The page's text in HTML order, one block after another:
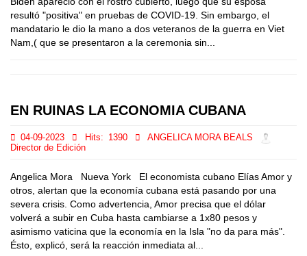
resultó "positiva" en pruebas de COVID-19. Sin embargo, el
mandatario le dio la mano a dos veteranos de la guerra en Viet
Nam,( que se presentaron a la ceremonia sin...
EN RUINAS LA ECONOMIA CUBANA
04-09-2023 Hits: 1390
ANGELICA MORA BEALS
Director de Edición
Angelica Mora Nueva York El economista cubano Elías Amor y
otros, alertan que la economía cubana está pasando por una
severa crisis. Como advertencia, Amor precisa que el dólar
volverá a subir en Cuba hasta cambiarse a 1x80 pesos y
asimismo vaticina que la economía en la Isla "no da para más".
Ésto, explicó, será la reacción inmediata al...